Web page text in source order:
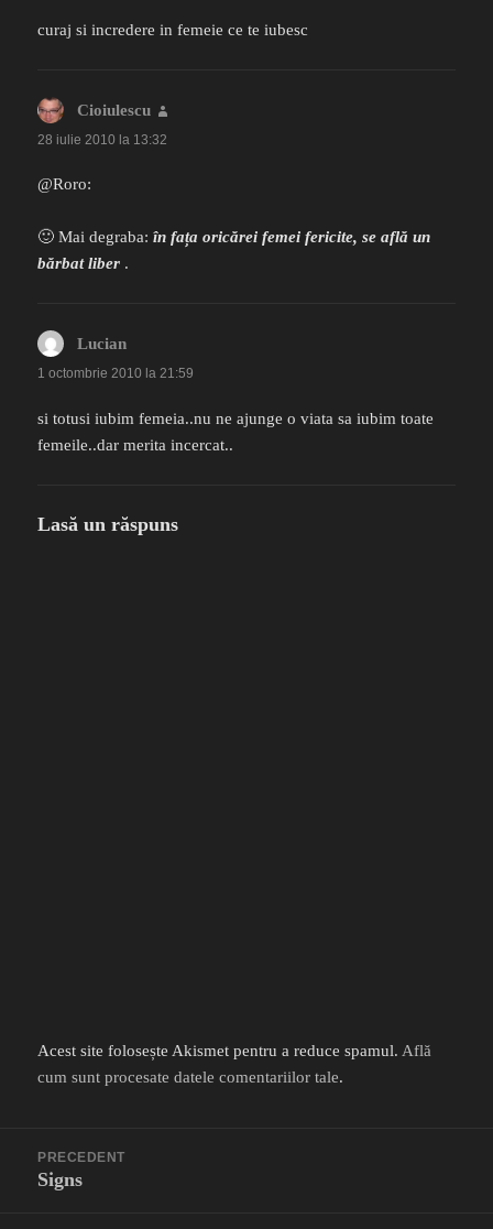
curaj si incredere in femeie ce te iubesc
Cioiulescu
28 iulie 2010 la 13:32
@Roro:
🙂 Mai degraba:în fața oricărei femei fericite, se află un
bărbat liber .
Lucian
1 octombrie 2010 la 21:59
si totusi iubim femeia..nu ne ajunge o viata sa iubim toate
femeile..dar merita incercat..
Lasă un răspuns
Acest site folosește Akismet pentru a reduce spamul. Află
cum sunt procesate datele comentariilor tale.
PRECEDENT
Articolul
Signs